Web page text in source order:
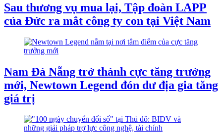
Sau thương vụ mua lại, Tập đoàn LAPP
của Đức ra mắt công ty con tại Việt Nam
Nam Đà Nẵng trở thành cực tăng trưởng
mới, Newtown Legend đón dư địa gia tăng
giá trị